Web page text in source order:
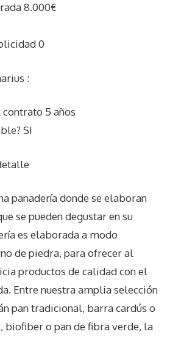
8.000€
0
:
5 años
SI
panadería donde se elaboran
se pueden degustar en su
es elaborada a modo
de piedra, para ofrecer al
productos de calidad con el
Entre nuestra amplia selección
pan tradicional, barra cardús o
biofiber o pan de fibra verde, la